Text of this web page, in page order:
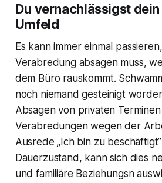
Du vernachlässigst
Umfeld
Es kann immer einmal
Verabredung absagen muss,
dem Büro rauskommt.
noch niemand gesteinigt
Absagen von privaten
Verabredungen wegen der
Ausrede „Ich bin zu
Dauerzustand, kann sich dies
und familiäre Beziehungsn